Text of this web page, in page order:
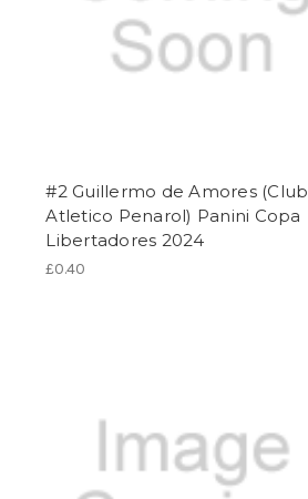
#2 Guillermo de Amores (Club
Atletico Penarol) Panini Copa
Libertadores 2024
£0.40